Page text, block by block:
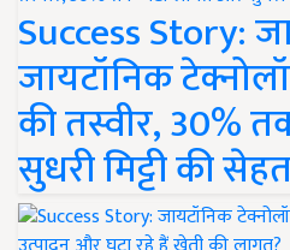
Success Story:
जायटॉनिक
की तस्वीर, 30%
सुधरी मिट्टी की